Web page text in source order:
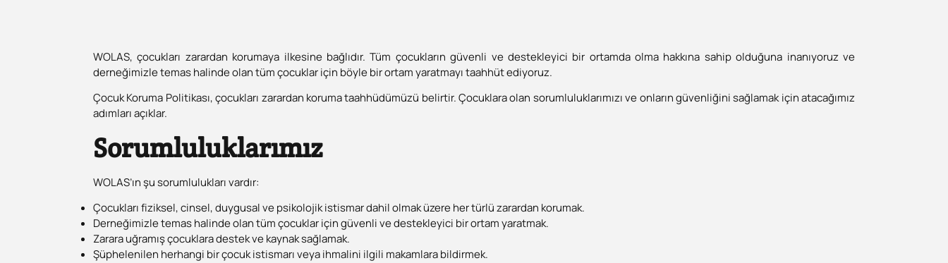
WOLAS, çocukları zarardan korumaya ilkesine bağlıdır. Tüm çocukların güvenli ve destekleyici bir ortamda olma hakkına sahip olduğuna inanıyoruz ve
derneğimizle temas halinde olan tüm çocuklar için böyle bir ortam yaratmayı taahhüt ediyoruz.
Çocuk Koruma Politikası, çocukları zarardan koruma taahhüdümüzü belirtir. Çocuklara olan sorumluluklarımızı ve onların güvenliğini sağlamak için atacağımız
adımları açıklar.
Sorumluluklarımız
WOLAS’ın şu sorumlulukları vardır:
Çocukları fiziksel, cinsel, duygusal ve psikolojik istismar dahil olmak üzere her türlü zarardan korumak.
Derneğimizle temas halinde olan tüm çocuklar için güvenli ve destekleyici bir ortam yaratmak.
Zarara uğramış çocuklara destek ve kaynak sağlamak.
Şüphelenilen herhangi bir çocuk istismarı veya ihmalini ilgili makamlara bildirmek.